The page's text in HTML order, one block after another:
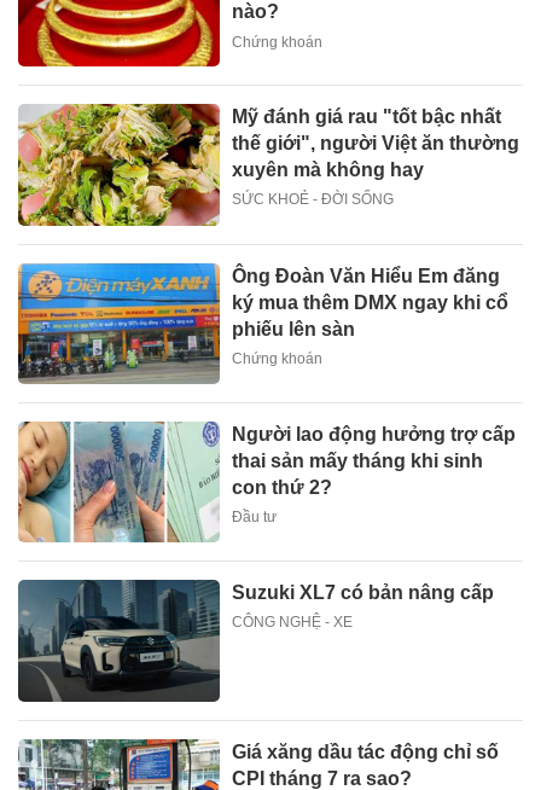
nào?
Chứng khoán
Mỹ đánh giá rau "tốt bậc nhất
thế giới", người Việt ăn thường
xuyên mà không hay
SỨC KHOẺ - ĐỜI SỐNG
Ông Đoàn Văn Hiểu Em đăng
ký mua thêm DMX ngay khi cổ
phiếu lên sàn
Chứng khoán
Người lao động hưởng trợ cấp
thai sản mấy tháng khi sinh
con thứ 2?
Đầu tư
Suzuki XL7 có bản nâng cấp
CÔNG NGHỆ - XE
Giá xăng dầu tác động chỉ số
CPI tháng 7 ra sao?